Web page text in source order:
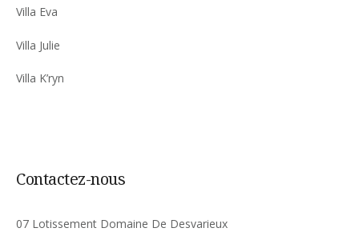
Villa Eva
Villa Julie
Villa K’ryn
Contactez-nous
07 Lotissement Domaine De Desvarieux